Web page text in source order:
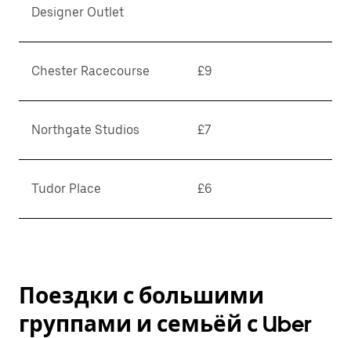
Designer Outlet
Chester Racecourse £9
Northgate Studios £7
Tudor Place £6
Поездки с большими
группами и семьёй с Uber